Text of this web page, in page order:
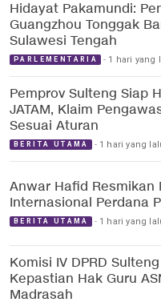
Hidayat Pakamundi:
Guangzhou Tonggak
Sulawesi Tengah
PARLEMENTARIA 1 hari yang
Pemprov Sulteng Siap
JATAM, Klaim
Sesuai Aturan
BERITA UTAMA 1 hari yang
Anwar Hafid Resmikan
Internasional Perdana
BERITA UTAMA 1 hari yang
Komisi IV DPRD
Kepastian Hak Guru
Madrasah